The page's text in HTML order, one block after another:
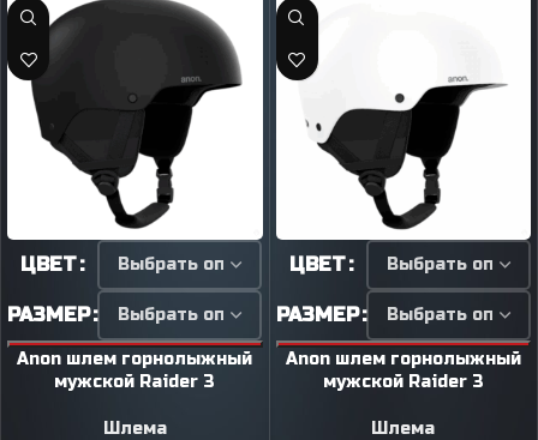
ЦВЕТ
РАЗМЕР
Anon шлем горнолыжный
мужской Raider 3
Шлема
ЦВЕТ
РАЗМЕР
Anon шлем горнолыжный
мужской Raider 3
Шлема